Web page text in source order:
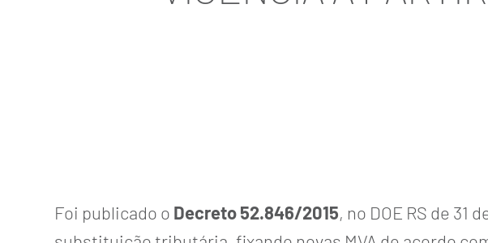
Foi publicado o Decreto 52.846/2015, no DOE RS de 31